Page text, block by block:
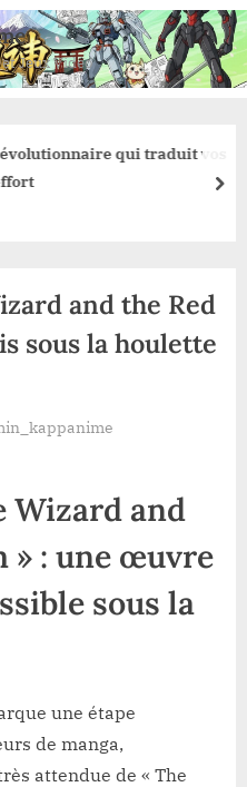
Jeux Vidéo
qui traduit vos
and the Red
sous la houlette
Wizard and
» : une œuvre
sous la
une étape
de manga,
attendue de « The